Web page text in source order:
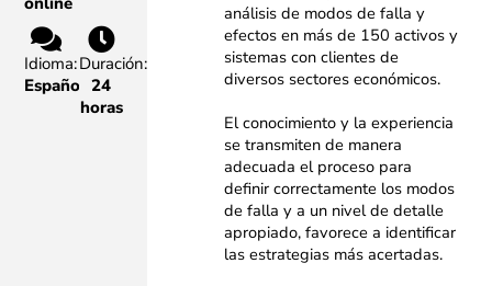
Idioma:
Español
Duración:
24
horas
análisis de modos de falla y
efectos en más de 150activos y
sistemas con clientes de
diversos sectores económicos.
El conocimiento y la experiencia
se transmiten de manera
adecuada el proceso para
definir correctamente los modos
de falla y a un nivel de detalle
apropiado, favorece a identificar
las estrategias más acertadas.